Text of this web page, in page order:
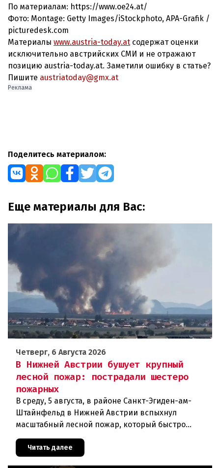
По материалам: https://www.oe24.at/
Фото: Montage: Getty Images/iStockphoto, APA-Grafik /
picturedesk.com
Материалы www.austria-today.at содержат оценки
исключительно австрийских СМИ и не отражают
позицию austria-today.at. Заметили ошибку в статье?
Пишите austriatoday@gmx.at
Реклама
Поделитесь материалом:
Еще материалы для Вас:
Четверг, 6 Августа 2026
В Нижней Австрии бушует крупный
лесной пожар: пострадали шестеро
пожарных
В среду, 5 августа, в районе Санкт-Эгиден-ам-
Штайнфельд в Нижней Австрии вспыхнул
масштабный лесной пожар, который быстро
В ходе тушения пострадали шесте
Читать далее